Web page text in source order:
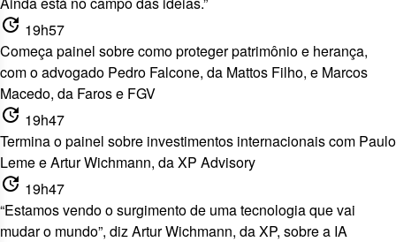
update 19h57
Começa painel sobre como proteger patrimônio e herança,
com o advogado Pedro Falcone, da Mattos Filho, e Marcos
Macedo, da Faros e FGV
update 19h47
Termina o painel sobre investimentos internacionais com Paulo
Leme e Artur Wichmann, da XP Advisory
update 19h47
“Estamos vendo o surgimento de uma tecnologia que vai
mudar o mundo”, diz Artur Wichmann, da XP, sobre a IA